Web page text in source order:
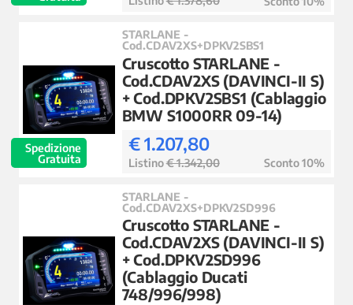
Spedizione
Gratuita
STARLANE -
Cod.CDAV2XS+DPKV2SBS1
Cruscotto STARLANE -
Cod.CDAV2XS (DAVINCI-II S)
+ Cod.DPKV2SBS1 (Cablaggio
BMW S1000RR 09-14)
€ 1.207,80
Listino€ 1.342,00 Sconto 10%
STARLANE -
Cod.CDAV2XS+DPKV2SD996
Cruscotto STARLANE -
Cod.CDAV2XS (DAVINCI-II S)
+ Cod.DPKV2SD996
(Cablaggio Ducati
748/996/998)